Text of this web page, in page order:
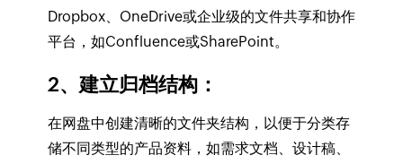
Dropbox、OneDrive或企业级的文件共享和协作
平台，如Confluence或SharePoint。
2、建立归档结构：
在网盘中创建清晰的文件夹结构，以便于分类存
储不同类型的产品资料，如需求文档、设计稿、